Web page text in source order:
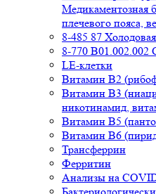
Медикаментозная
плечевого пояса,
8-485 87
8-770
LE-клетки
Витамин В2
Витамин В3
никотинамид,
Витамин В5
Витамин В6
Трансферрин
Ферритин
Анализы на